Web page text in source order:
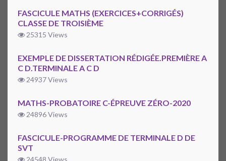
FASCICULE MATHS (EXERCICES+CORRIGÉS)
CLASSE DE TROISIÈME
25315 Views
EXEMPLE DE DISSERTATION RÉDIGÉE.PREMIÈRE A
C D.TERMINALE A C D
24937 Views
MATHS-PROBATOIRE C-ÉPREUVE ZÉRO-2020
24896 Views
FASCICULE-PROGRAMME DE TERMINALE D DE
SVT